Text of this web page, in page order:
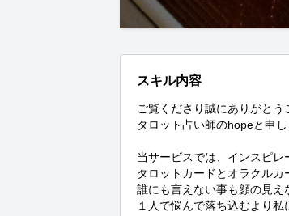
スキル内容
ご覧くださり誠にありがとう
タロット占い師のhopeと申し
当サービスでは、インスピ
タロットカードとオラクルカ
誰にも言えない事も顔の見え
１人で悩んで落ち込むより私